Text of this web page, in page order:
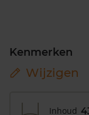
Kenmerken
Wijzigen
Inhoud